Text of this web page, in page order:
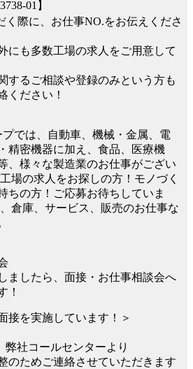
01】
く際に、お仕事NO.をお伝えくださ
にも多数工場の求人をご用意して
するご相談や登録のみという方も
ください！
では、自動車、機械・金属、電
精密機器に加え、食品、医療機
、様々な製造業のお仕事がござい
場の求人をお探しの方！モノづく
ちの方！ご応募お待ちしていま
倉庫、サービス、販売のお仕事な
ましたら、面接・お仕事相談会へ
！
接を実施しています！＞
弊社コールセンターより
のためご連絡させていただきます